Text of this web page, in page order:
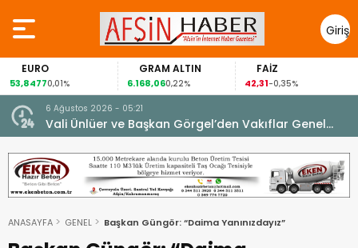
Giriş
Yap
EURO
0,01%
GRAM ALTIN
6.168,060,22%
FAİZ
42,31-0,35%
6 Ağustos 2026 - 05:21
Vali Ünlüer ve Başkan Görgel’den Vakıflar Genel
Müdürlüğü’ne ziyaret.
ANASAYFA GENEL Başkan Güngör: “Daima Yanınızdayız”